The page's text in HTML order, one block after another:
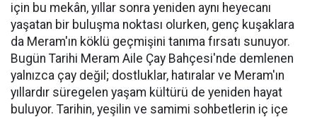
için bu mekân, yıllar sonra yeniden aynı heyecanı
yaşatan bir buluşma noktası olurken, genç kuşaklara
da Meram'ın köklü geçmişini tanıma fırsatı sunuyor.
Bugün Tarihi Meram Aile Çay Bahçesi'nde demlenen
yalnızca çay değil; dostluklar, hatıralar ve Meram'ın
yıllardır süregelen yaşam kültürü de yeniden hayat
buluyor. Tarihin, yeşilin ve samimi sohbetlerin iç içe